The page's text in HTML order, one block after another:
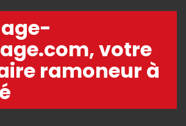
votre
ramoneur à